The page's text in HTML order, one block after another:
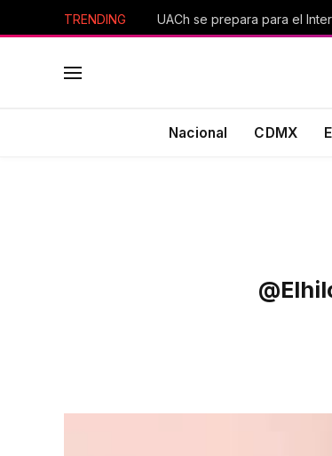
TRENDING UACh se prepara para el
Nacional CDMX